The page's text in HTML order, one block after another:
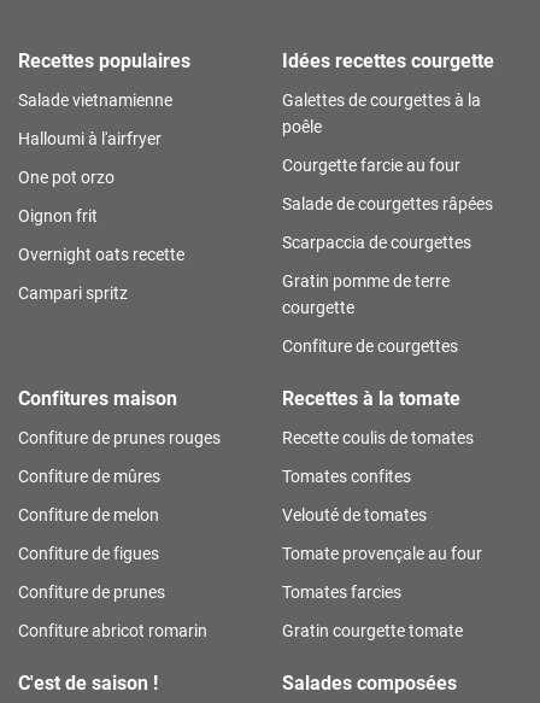
Recettes populaires
Salade vietnamienne
Halloumi à l'airfryer
One pot orzo
Oignon frit
Overnight oats recette
Campari spritz
Idées recettes courgette
Galettes de courgettes à la
poêle
Courgette farcie au four
Salade de courgettes râpées
Scarpaccia de courgettes
Gratin pomme de terre
courgette
Confiture de courgettes
Confitures maison
Confiture de prunes rouges
Confiture de mûres
Confiture de melon
Confiture de figues
Confiture de prunes
Confiture abricot romarin
Recettes à la tomate
Recette coulis de tomates
Tomates confites
Velouté de tomates
Tomate provençale au four
Tomates farcies
Gratin courgette tomate
C'est de saison ! Salades composées